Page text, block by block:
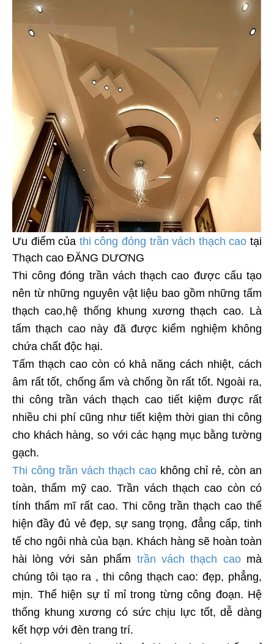
Ưu điểm của thi công đóng trần vách thạch cao tại
Thạch cao ĐĂNG DƯƠNG
Thi công đóng trần vách thạch cao được cấu tạo
nên từ những nguyên vật liệu bao gồm những tấm
thạch cao,hệ thống khung xương thạch cao. Là
tấm thạch cao này đã được kiểm nghiệm không
chứa chất độc hại.
Tấm thạch cao còn có khả năng cách nhiệt, cách
âm rất tốt, chống ẩm và chống ồn rất tốt. Ngoài ra,
thi công trần vách thạch cao tiết kiệm được rất
nhiều chi phí cũng như tiết kiệm thời gian thi công
cho khách hàng, so với các hạng mục bằng tường
gạch.
Thi công trần vách thạch cao không chỉ rẻ, còn an
toàn, thẩm mỹ cao. Trần vách thạch cao còn có
tính thẩm mĩ rất cao. Thi công trần thạch cao thể
hiện đầy đủ vẻ đẹp, sự sang trọng, đẳng cấp, tinh
tế cho ngôi nhà của bạn. Khách hàng sẽ hoàn toàn
hài lòng với sản phẩm trần vách thạch caomà
chúng tôi tạo ra , thi công thạch cao: đẹp, phẳng,
mịn. Thể hiện sự tỉ mỉ trong từng công đoạn. Hệ
thống khung xương có sức chịu lực tốt, dễ dàng
kết hợp với đèn trang trí.